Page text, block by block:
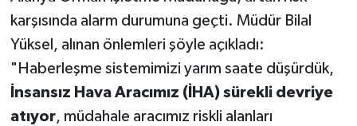
karşısında alarm durumuna geçti. Müdür Bilal
Yüksel, alınan önlemleri şöyle açıkladı:
"Haberleşme sistemimizi yarım saate düşürdük,
İnsansız Hava Aracımız (İHA) sürekli devriye
atıyor, müdahale aracımız riskli alanları